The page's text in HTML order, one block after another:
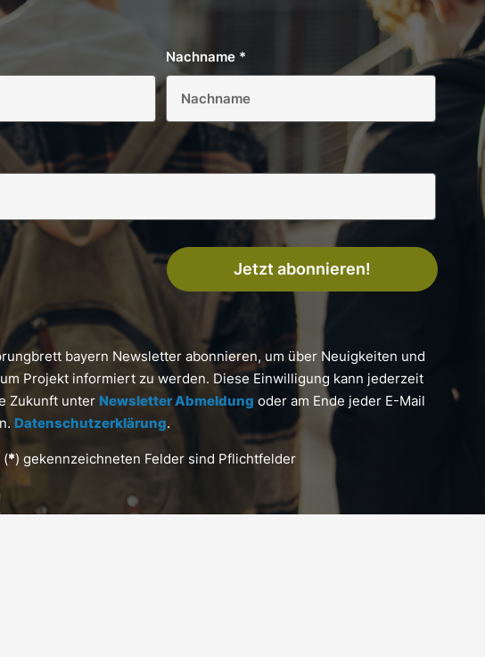
Nachname *
Jetzt abonnieren!
bayern Newsletter abonnieren, um über Neuigkeiten und
Projekt informiert zu werden. Diese Einwilligung kann jederzeit
Zukunft unter Newsletter Abmeldung oder am Ende jeder E-Mail
Datenschutzerklärung.
(*) gekennzeichneten Felder sind Pflichtfelder